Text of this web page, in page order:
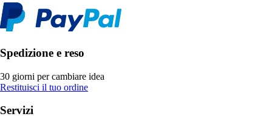
Spedizione e reso
30 giorni per cambiare idea
Restituisci il tuo ordine
Servizi